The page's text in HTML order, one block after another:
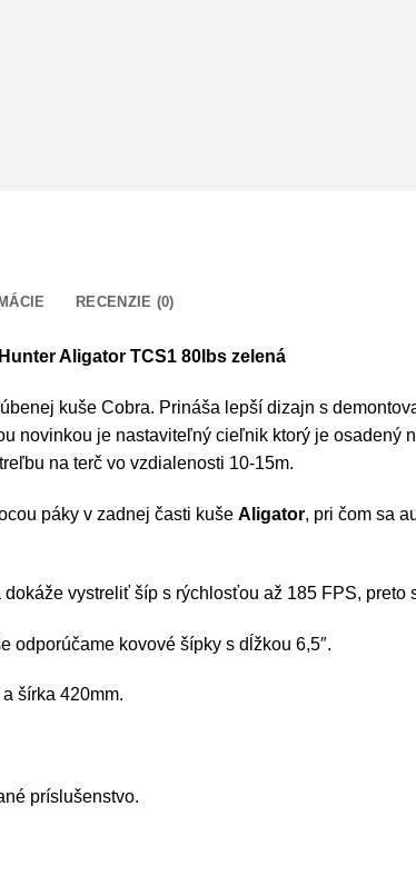
RECENZIE (0)
Aligator TCS1 80lbs zelená
kuše Cobra. Prináša lepší dizajn s
novinkou je nastaviteľný cieľnik ktorý je osadený
na terč vo vzdialenosti 10-15m.
páky v zadnej časti kuše Aligator, pri čom sa
dokáže vystreliť šíp s rýchlosťou až 185 FPS, preto
odporúčame kovové šípky s dĺžkou 6,5″.
šírka 420mm.
príslušenstvo.